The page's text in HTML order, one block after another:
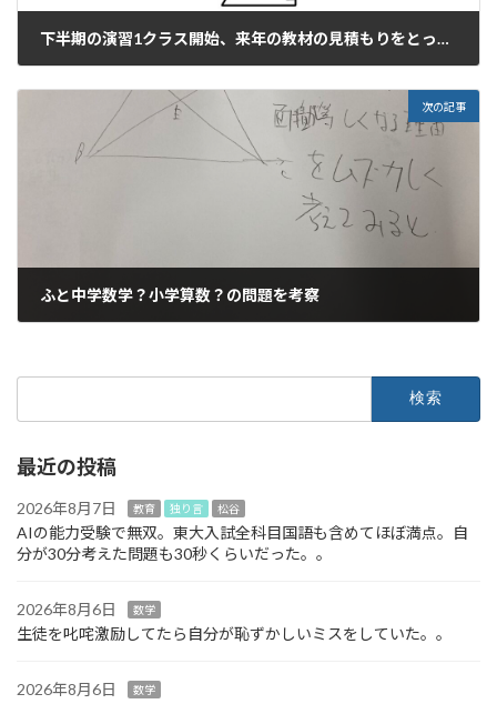
下半期の演習1クラス開始、来年の教材の見積もりをとったり
次の記事
ふと中学数学？小学算数？の問題を考察
最近の投稿
2026年8月7日 教育 独り言 松谷
AIの能力受験で無双。東大入試全科目国語も含めてほぼ満点。自
分が30分考えた問題も30秒くらいだった。。
2026年8月6日 数学
生徒を叱咤激励してたら自分が恥ずかしいミスをしていた。。
2026年8月6日 数学